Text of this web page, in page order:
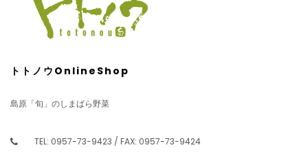
トトノウOnlineShop
島原「旬」のしまばら野菜
TEL: 0957-73-9423 / FAX: 0957-73-9424